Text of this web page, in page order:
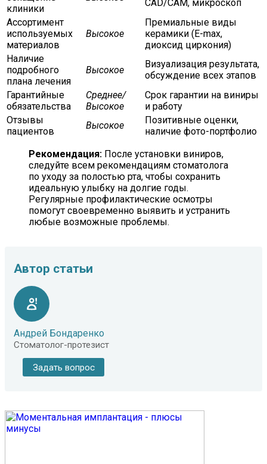
клиники
CAD/CAM, микроскоп
Ассортимент
используемых
материалов
Высокое
Премиальные виды
керамики (E-max,
диоксид циркония)
Наличие
подробного
плана лечения
Высокое
Визуализация результата,
обсуждение всех этапов
Гарантийные
обязательства
Среднее/
Высокое
Срок гарантии на виниры
и работу
Отзывы
пациентов
Высокое
Позитивные оценки,
наличие фото-портфолио
Рекомендация: После установки виниров,
следуйте всем рекомендациям стоматолога
по уходу за полостью рта, чтобы сохранить
идеальную улыбку на долгие годы.
Регулярные профилактические осмотры
помогут своевременно выявить и устранить
любые возможные проблемы.
Автор статьи
Андрей Бондаренко
Стоматолог-протезист
Задать вопрос